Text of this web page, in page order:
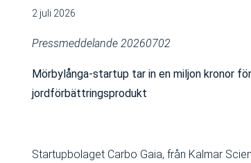
2 juli 2026
Pressmeddelande 20260702
Mörbylånga-startup tar in en miljon kronor
jordförbättringsprodukt
Startupbolaget Carbo Gaia, från Kalmar